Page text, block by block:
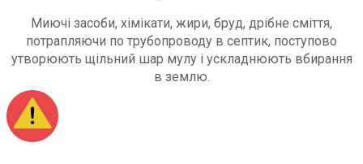
Миючі засоби, хімікати, жири, бруд, дрібне сміття,
потрапляючи по трубопроводу в септик, поступово
утворюють щільний шар мулу і ускладнюють вбирання
в землю.